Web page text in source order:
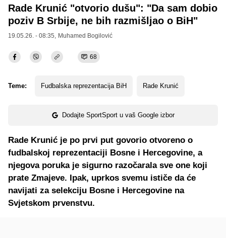
Rade Krunić "otvorio dušu": "Da sam dobio
poziv B Srbije, ne bih razmišljao o BiH"
19.05.26. - 08:35, Muhamed Bogilović
68
Teme: Fudbalska reprezentacija BiH Rade Krunić
Dodajte SportSport u vaš Google izbor
Rade Krunić je po prvi put govorio otvoreno o
fudbalskoj reprezentaciji Bosne i Hercegovine, a
njegova poruka je sigurno razočarala sve one koji
prate Zmajeve. Ipak, uprkos svemu ističe da će
navijati za selekciju Bosne i Hercegovine na
Svjetskom prvenstvu.